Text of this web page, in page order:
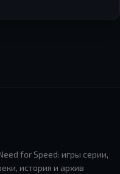
for Speed: игры серии,
история и архив